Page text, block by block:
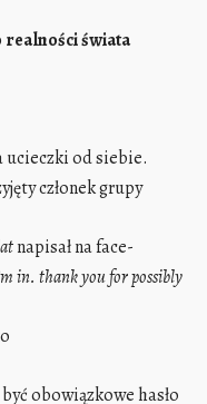
realności świata
ucieczki od siebie.
członek grupy
napisał na face-
in. thank you for possibly
obowiązkowe hasło